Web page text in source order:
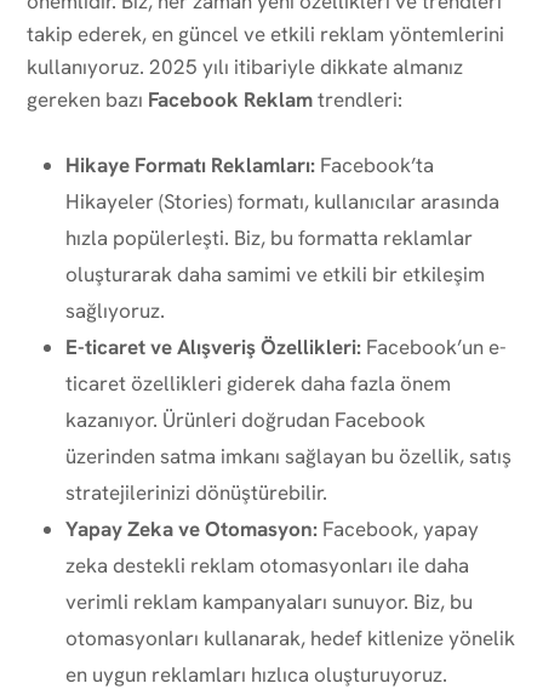
takip ederek, en güncel ve etkili reklam yöntemlerini
kullanıyoruz. 2025 yılı itibariyle dikkate almanız
gereken bazı Facebook Reklamtrendleri:
Hikaye Formatı Reklamları: Facebook’ta
Hikayeler (Stories) formatı, kullanıcılar arasında
hızla popülerleşti. Biz, bu formatta reklamlar
oluşturarak daha samimi ve etkili bir etkileşim
sağlıyoruz.
E-ticaret ve Alışveriş Özellikleri: Facebook’un e-
ticaret özellikleri giderek daha fazla önem
kazanıyor. Ürünleri doğrudan Facebook
üzerinden satma imkanı sağlayan bu özellik, satış
stratejilerinizi dönüştürebilir.
Yapay Zeka ve Otomasyon: Facebook, yapay
zeka destekli reklam otomasyonları ile daha
verimli reklam kampanyaları sunuyor. Biz, bu
otomasyonları kullanarak, hedef kitlenize yönelik
en uygun reklamları hızlıca oluşturuyoruz.